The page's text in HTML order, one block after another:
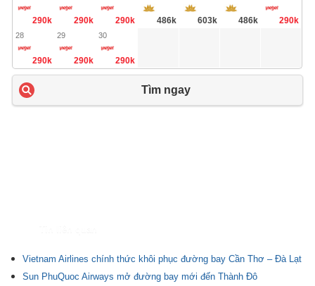
290k 290k 290k 486k 603k 486k 290k
28
290k
29
290k
30
290k
Tìm ngay
Vietnam Airlines chính thức khôi phục đường bay Cần Thơ – Đà Lạt
Sun PhuQuoc Airways mở đường bay mới đến Thành Đô